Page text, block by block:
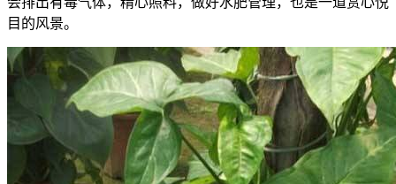
目的风景。